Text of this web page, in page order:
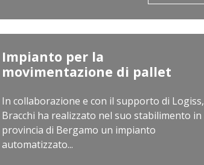
Impianto per la
movimentazione di pallet
In collaborazione e con il supporto di Logiss,
Bracchi ha realizzato nel suo stabilimento in
provincia di Bergamo un impianto
automatizzato...